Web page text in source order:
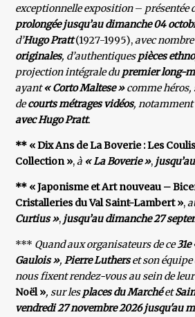
exceptionnelle exposition– présentée
prolongée jusqu’au dimanche 04
d’Hugo Pratt(1927-1995),avec
originales, d’authentiquespièces
projection intégrale dupremier long-
ayant« Corto Maltese »comme héros,
decourts métrages vidéos, notamment
avec Hugo Pratt.
** « Dix Ans de La Boverie : Les
Collection »,à « La Boverie »,
** « Japonisme et Art nouveau –
Cristalleries du Val Saint-Lambert »,
Curtius », jusqu’au dimanche 27
*** Quand aux organisateurs de ce
Gaulois », Pierre Lutherset son équipe
nous fixent rendez-vous au sein de leur
Noël », sur lesplaces du Marchéet
vendredi 27 novembre 2026 jusqu'au